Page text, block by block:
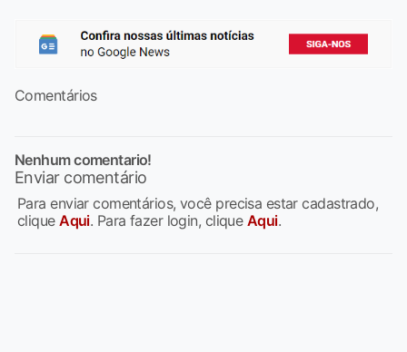
Comentários
Nenhum comentario!
Enviar comentário
Para enviar comentários, você precisa estar cadastrado,
cliqueAqui. Para fazer login, clique Aqui.